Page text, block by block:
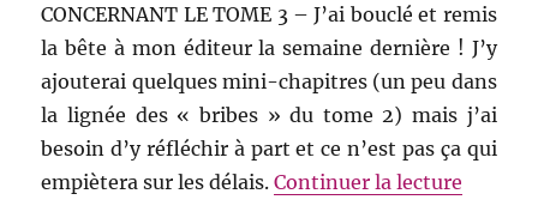
CONCERNANT LE TOME 3 – J’ai bouclé et remis
la bête à mon éditeur la semaine dernière ! J’y
ajouterai quelques mini-chapitres (un peu dans
la lignée des « bribes » du tome 2) mais j’ai
besoin d’y réfléchir à part et ce n’est pas ça qui
empiètera sur les délais.Continuer la lecture